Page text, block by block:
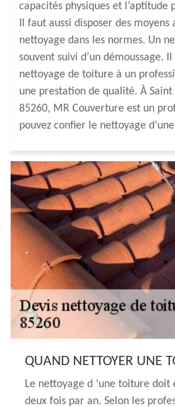
capacités physiques et
Il faut aussi disposer des
nettoyage dans les normes. Un
souvent suivi d’un démoussage.
nettoyage de toiture à un
une prestation de qualité. À Saint
85260, MR Couverture est un
pouvez confier le nettoyage
QUAND NETTOYER UNE
Le nettoyage d ’une toiture
deux fois par an. Selon les